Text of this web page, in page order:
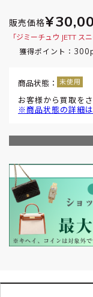
販売価格
「ジミーチュウ JETT ス
獲得ポイント：
商品状態：
お客様から買取を
※商品状態の詳細